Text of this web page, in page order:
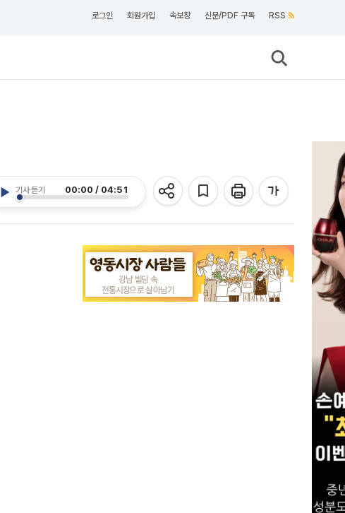
로그인 회원가입 속보창 신문/PDF 구독 RSS
기사 듣기 00:00 / 04:51